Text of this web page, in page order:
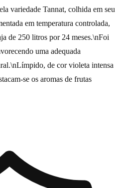
variedade Tannat, colhida em seu
em temperatura controlada,
de 250 litros por 24 meses.\nFoi
uma adequada
de cor violeta intensa
se os aromas de frutas